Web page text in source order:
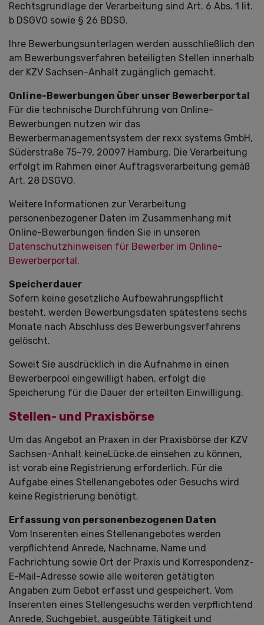
Rechtsgrundlage der Verarbeitung sind Art. 6 Abs. 1 lit.
b DSGVO sowie § 26 BDSG.
Ihre Bewerbungsunterlagen werden ausschließlich den
am Bewerbungsverfahren beteiligten Stellen innerhalb
der KZV Sachsen-Anhalt zugänglich gemacht.
Online-Bewerbungen über unser Bewerberportal
Für die technische Durchführung von Online-
Bewerbungen nutzen wir das
Bewerbermanagementsystem der rexx systems GmbH,
Süderstraße 75–79, 20097 Hamburg. Die Verarbeitung
erfolgt im Rahmen einer Auftragsverarbeitung gemäß
Art. 28 DSGVO.
Weitere Informationen zur Verarbeitung
personenbezogener Daten im Zusammenhang mit
Online-Bewerbungen finden Sie in unseren
Datenschutzhinweisen für Bewerber im Online-
Bewerberportal.
Speicherdauer
Sofern keine gesetzliche Aufbewahrungspflicht
besteht, werden Bewerbungsdaten spätestens sechs
Monate nach Abschluss des Bewerbungsverfahrens
gelöscht.
Soweit Sie ausdrücklich in die Aufnahme in einen
Bewerberpool eingewilligt haben, erfolgt die
Speicherung für die Dauer der erteilten Einwilligung.
Stellen- und Praxisbörse
Um das Angebot an Praxen in der Praxisbörse der KZV
Sachsen-Anhalt keineLücke.de einsehen zu können,
ist vorab eine Registrierung erforderlich. Für die
Aufgabe eines Stellenangebotes oder Gesuchs wird
keine Registrierung benötigt.
Erfassung von personenbezogenen Daten
Vom Inserenten eines Stellenangebotes werden
verpflichtend Anrede, Nachname, Name und
Fachrichtung sowie Ort der Praxis und Korrespondenz-
E-Mail-Adresse sowie alle weiteren getätigten
Angaben zum Gebot erfasst und gespeichert. Vom
Inserenten eines Stellengesuchs werden verpflichtend
Anrede, Suchgebiet, ausgeübte Tätigkeit und